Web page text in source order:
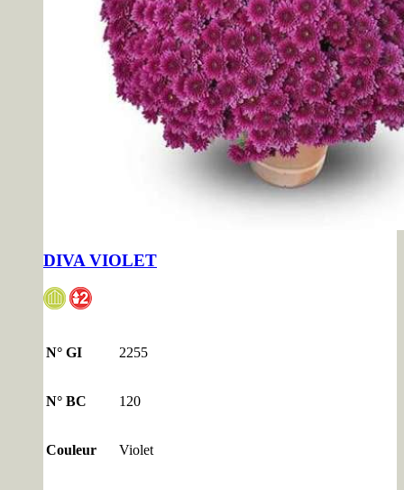
DIVA VIOLET
N° GI 2255
N° BC 120
Couleur Violet